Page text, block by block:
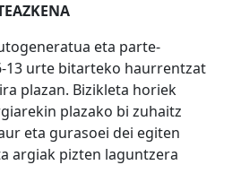
eta parte-
13 urte bitarteko haurrentzat
plazan. Bizikleta horiek
plazako bi zuhaitz
eta gurasoei dei egiten
argiak pizten laguntzera